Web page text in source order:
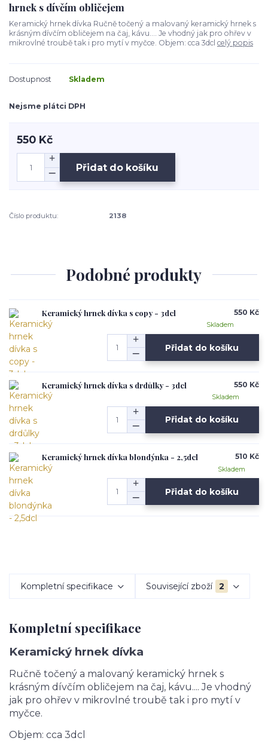
hrnek s dívčím obličejem
Keramický hrnek dívka Ručně točený a malovaný keramický hrnek s
krásným dívčím obličejem na čaj, kávu.... Je vhodný jak pro ohřev v
mikrovlné troubě tak i pro mytí v myčce. Objem: cca 3dcl celý popis
Dostupnost Skladem
Nejsme plátci DPH
550 Kč
Přidat do košíku
Číslo produktu: 2138
Podobné produkty
Keramický hrnek dívka s copy - 3dcl 550 Kč
Skladem
Přidat do košíku
Keramický hrnek dívka s drdůlky - 3dcl 550 Kč
Skladem
Přidat do košíku
Keramický hrnek dívka blondýnka - 2,5dcl 510 Kč
Skladem
Přidat do košíku
Kompletní specifikace Související zboží 2
Kompletní specifikace
Keramický hrnek dívka
Ručně točený a malovaný keramický hrnek s
krásným dívčím obličejem na čaj, kávu.... Je vhodný
jak pro ohřev v mikrovlné troubě tak i pro mytí v
myčce.
Objem: cca 3dcl